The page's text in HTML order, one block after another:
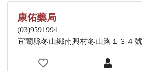
康佑藥局
(03)9591994
宜蘭縣冬山鄉南興村冬山路１３４號